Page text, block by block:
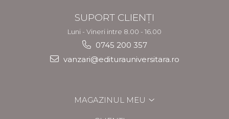
SUPORT CLIENȚI
Luni - Vineri intre 8.00 - 16.00
0745 200 357
vanzari@editurauniversitara.ro
MAGAZINUL MEU